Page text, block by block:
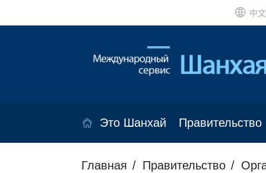
中文
Это Шанхай Правительство
Главная Правительство